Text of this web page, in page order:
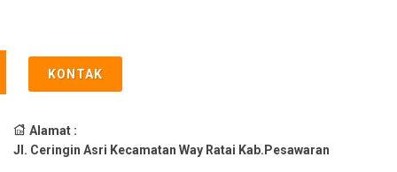
KONTAK
Alamat :
Jl. Ceringin Asri Kecamatan Way Ratai Kab.Pesawaran